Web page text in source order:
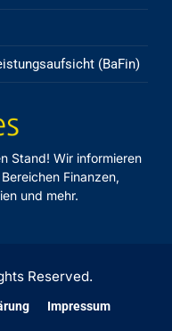
(BaFin)
Stand! Wir informieren
Finanzen,
und mehr.
Reserved.
Impressum